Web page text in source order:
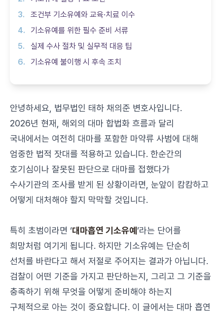
조건부 기소유예와 교육·치료 이수 ‍
기소유예를 위한 필수 준비 서류
실제 수사 절차 및 실무적 대응 팁
기소유예 불이행 시 후속 조치
안녕하세요, 법무법인 태하 채의준 변호사입니다.
2026년 현재, 해외의 대마 합법화 흐름과 달리
국내에서는 여전히 대마를 포함한 마약류 사범에 대해
엄중한 법적 잣대를 적용하고 있습니다. 한순간의
호기심이나 잘못된 판단으로 대마를 접했다가
수사기관의 조사를 받게 된 상황이라면, 눈앞이 캄캄하고
어떻게 대처해야 할지 막막할 것입니다.
특히 초범이라면 ‘대마흡연 기소유예’라는 단어를
희망처럼 여기게 됩니다. 하지만 기소유예는 단순히
선처를 바란다고 해서 저절로 주어지는 결과가 아닙니다.
검찰이 어떤 기준을 가지고 판단하는지, 그리고 그 기준을
충족하기 위해 무엇을 어떻게 준비해야 하는지
구체적으로 아는 것이 중요합니다. 이 글에서는 대마 흡연